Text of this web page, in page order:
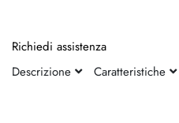
Richiedi assistenza
Descrizione
Caratteristiche